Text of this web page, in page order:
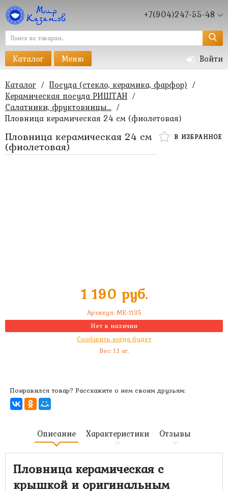
+7(904)247-55-48
Каталог Меню Войти
Каталог / Посуда (стекло, керамика, фарфор) /
Керамическая посуда РИШТАН /
Салатники, фруктовницы... /
Пловница керамическая 24 см (фиолетовая)
В ИЗБРАННОЕ
Пловница керамическая 24 см
(фиолетовая)
1 190 руб.
Артикул: MK-1135
Нет в наличии
Сообщить когда будет
Вес:1.1 кг.
Понравился товар? Расскажите о нем своим друзьям:
Описание Характеристики Отзывы
Пловница керамическая с
крышкой и оригинальным